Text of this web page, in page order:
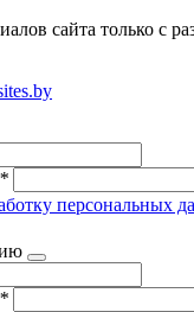
сайта только с
*
персональных
*